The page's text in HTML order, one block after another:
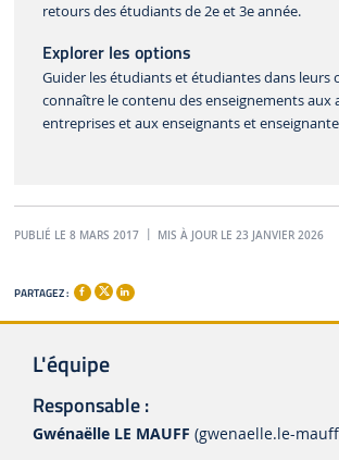
retours des étudiants de 2e et 3e année.
Explorer les options
Guider les étudiants et étudiantes dans leurs
connaître le contenu des enseignements aux
entreprises et aux enseignants et
PUBLIÉ LE 8 MARS 2017 MIS À JOUR LE 23 JANVIER 2026
PARTAGEZ :
L'équipe
Responsable :
Gwénaëlle LE MAUFF (gwenaelle.le-mauff